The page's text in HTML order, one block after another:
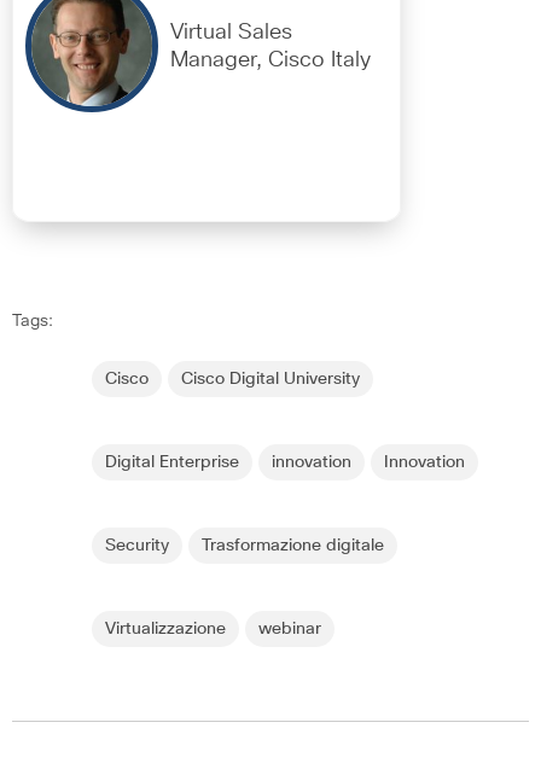
Virtual Sales
Manager, Cisco Italy
Tags:
Cisco Cisco Digital University
Digital Enterprise innovation Innovation
Security Trasformazione digitale
Virtualizzazione webinar